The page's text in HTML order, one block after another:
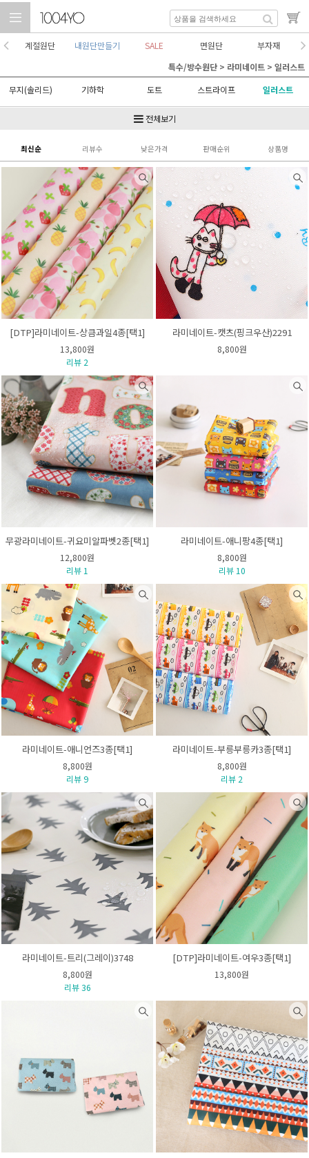
계절원단 내원단만들기 SALE 면원단
부자재
특수/방수원단 > 라미네이트 > 일러스트
무지(솔리드)
기하학 도트 스트라이프 일러스트
추상
전체보기
최신순 리뷰수 낮은가격 판매순위 상품명
[DTP]라미네이트-상큼과일4종[택1]
13,800원
리뷰 2
라미네이트-캣츠(핑크우산)2291
8,800원
무광라미네이트-귀요미알파벳2종[택1]
12,800원
리뷰 1
라미네이트-애니팡4종[택1]
8,800원
리뷰 10
라미네이트-애니언즈3종[택1]
8,800원
리뷰 9
라미네이트-부릉부릉카3종[택1]
8,800원
리뷰 2
라미네이트-트리(그레이)3748
8,800원
리뷰 36
[DTP]라미네이트-여우3종[택1]
13,800원